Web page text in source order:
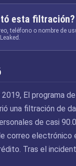
esta filtración?
teléfono o nombre de
El programa
una filtración de
de casi
correo electrónico
Tras el